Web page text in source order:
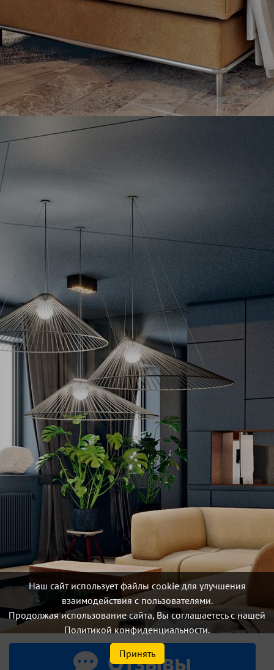
Отзывы
Наш сайт использует файлы cookie для улучшения
взаимодействия с пользователями.
Продолжая использование сайта, Вы соглашаетесь с нашей
Политикой конфиденциальности.
Принять